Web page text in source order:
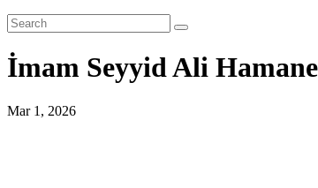
İmam Seyyid Ali
Mar 1, 2026